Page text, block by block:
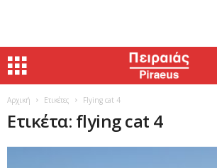
Αρχική Ετικέτες Flying cat 4
Ετικέτα: flying cat 4